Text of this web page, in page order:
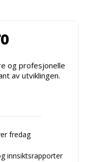
og profesjonelle
av utviklingen.
fredag
innsiktsrapporter